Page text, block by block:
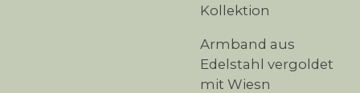
Kollektion
Armband aus
Edelstahl vergoldet
mit Wiesn